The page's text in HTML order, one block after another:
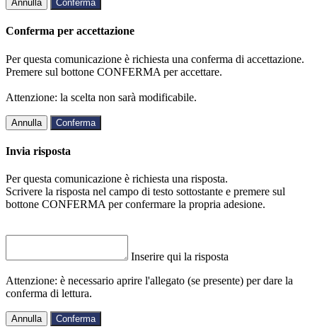
Annulla Conferma
Conferma per accettazione
Per questa comunicazione è richiesta una conferma di accettazione.
Premere sul bottone CONFERMA per accettare.
Attenzione: la scelta non sarà modificabile.
Annulla Conferma
Invia risposta
Per questa comunicazione è richiesta una risposta.
Scrivere la risposta nel campo di testo sottostante e premere sul
bottone CONFERMA per confermare la propria adesione.
Inserire qui la risposta
Attenzione: è necessario aprire l'allegato (se presente) per dare la
conferma di lettura.
Annulla Conferma